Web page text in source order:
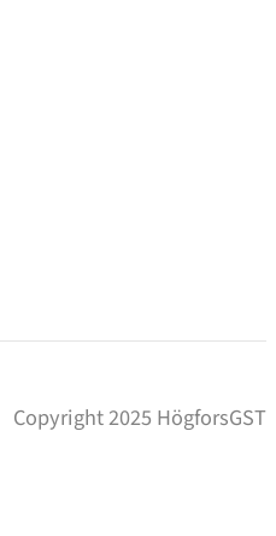
Copyright 2025 HögforsGST